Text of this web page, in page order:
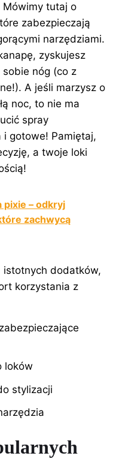
tutaj o
zabezpieczają
narzędziami.
zyskujesz
nóg (co z
A jeśli marzysz o
noc, to nie ma
spray
gotowe! Pamiętaj,
a twoje loki
pixie – odkryj
zachwycą
istotnych dodatków,
korzystania z
loków
stylizacji